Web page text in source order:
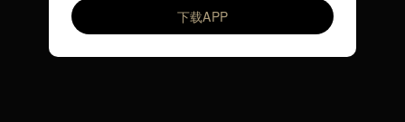
环尼宝贝儿歌
下载APP